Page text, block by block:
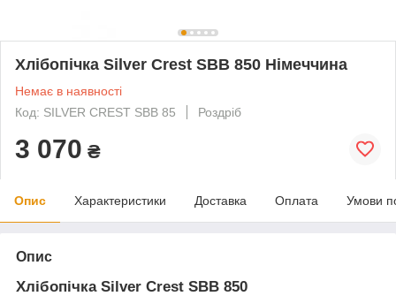
Хлібопічка Silver Crest SBB 850 Німеччина
Немає в наявності
Код: SILVER CREST SBB 85
Роздріб
3 070 ₴
Опис Характеристики Доставка Оплата Умови
Опис
Хлібопічка Silver Crest SBB 850